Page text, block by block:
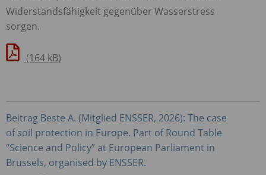
Widerstandsfähigkeit gegenüber Wasserstress
sorgen.
(164 kB)
Beitrag Beste A. (Mitglied ENSSER, 2026): The case
of soil protection in Europe. Part of Round Table
“Science and Policy” at European Parliament in
Brussels, organised by ENSSER.